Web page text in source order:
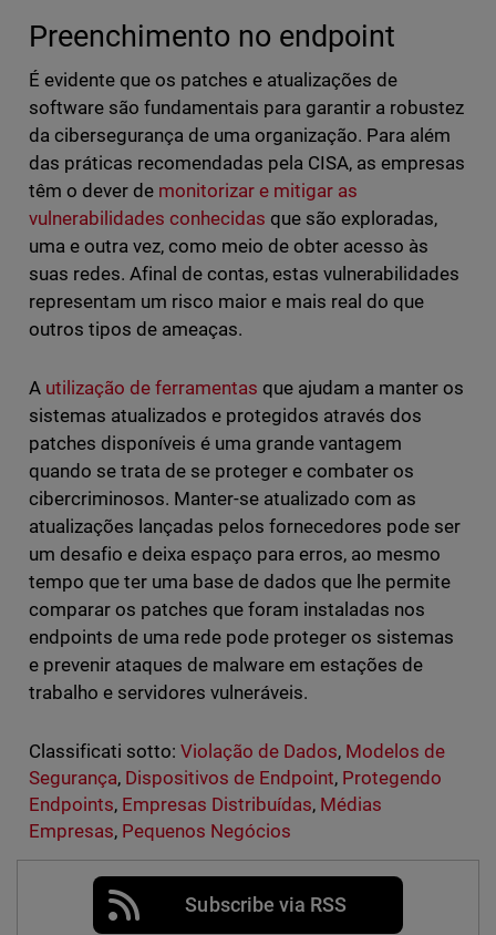
Preenchimento no endpoint
É evidente que os patches e atualizações de
software são fundamentais para garantir a robustez
da cibersegurança de uma organização. Para além
das práticas recomendadas pela CISA, as empresas
têm o dever de monitorizar e mitigar as
vulnerabilidades conhecidas que são exploradas,
uma e outra vez, como meio de obter acesso às
suas redes. Afinal de contas, estas vulnerabilidades
representam um risco maior e mais real do que
outros tipos de ameaças.
A utilização de ferramentas que ajudam a manter os
sistemas atualizados e protegidos através dos
patches disponíveis é uma grande vantagem
quando se trata de se proteger e combater os
cibercriminosos. Manter-se atualizado com as
atualizações lançadas pelos fornecedores pode ser
um desafio e deixa espaço para erros, ao mesmo
tempo que ter uma base de dados que lhe permite
comparar os patches que foram instaladas nos
endpoints de uma rede pode proteger os sistemas
e prevenir ataques de malware em estações de
trabalho e servidores vulneráveis.
Classificati sotto: Violação de Dados, Modelos de
Segurança, Dispositivos de Endpoint, Protegendo
Endpoints, Empresas Distribuídas, Médias
Empresas, Pequenos Negócios
Subscribe via RSS